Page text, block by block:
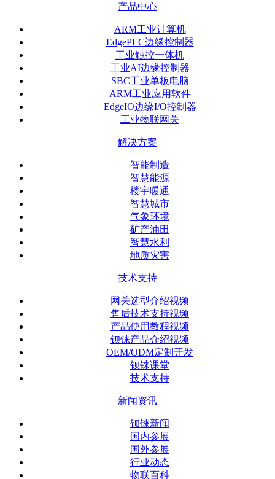
产品中心
ARM工业计算机
EdgePLC边缘控制器
工业触控一体机
工业AI边缘控制器
SBC工业单板电脑
ARM工业应用软件
EdgeIO边缘I/O控制器
工业物联网关
解决方案
智能制造
智慧能源
楼宇暖通
智慧城市
气象环境
矿产油田
智慧水利
地质灾害
技术支持
网关选型介绍视频
售后技术支持视频
产品使用教程视频
钡铼产品介绍视频
OEM/ODM定制开发
钡铼课堂
技术支持
新闻资讯
钡铼新闻
国内参展
国外参展
行业动态
物联百科